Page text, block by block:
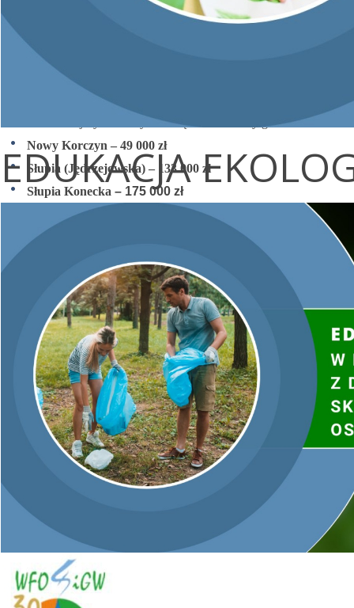
EDUKACJA
To konkretne środki, które już wkrótce zamienią się w realne
działania w terenie — bezpieczniejsze otoczenie dla mieszkańców
i kolejne miejsca wolne od niebezpiecznych odpadów
W dniu dzisiejszym uroczyście wręczono umowy gminom:
Nowy Korczyn – 49 000 zł
Słupia (Jędrzejowska) – 133 000 zł
Słupia Konecka – 175 000 zł
Iwaniska – 179 712 zł
Lipnik – 175 000 zł
Bodzechów – 19 999 zł
Moskorzew – 70 000 zł
Łopuszno – 260 000 zł
Działoszyce – 37 821 zł
Mirzec – 115 500 zł
Jędrzejów – 195 510 zł
Secemin – 94 500 zł
Wojciechowice – 140 000 zł
Koprzywnica – 158 200 zł
Już wkrótce ruszą działania związane ze zbieraniem, transportem
oraz bezpiecznym unieszkodliwianiem wyrobów zawierających
azbest.
To dopiero początek – w najbliższym czasie do programu dołączą